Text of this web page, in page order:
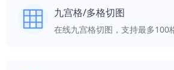
九宫格/多格切图
在线九宫格切图，支持最多100